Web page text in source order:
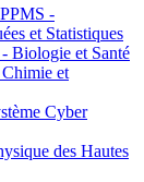
-
et Statistiques
et Santé
et
Cyber
des Hautes